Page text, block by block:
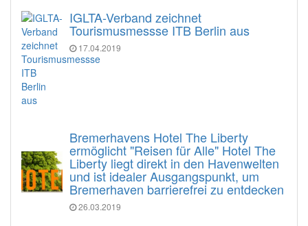
IGLTA-Verband zeichnet
Tourismusmessse ITB Berlin aus
17.04.2019
Bremerhavens Hotel The Liberty
ermöglicht "Reisen für Alle" Hotel The
Liberty liegt direkt in den Havenwelten
und ist idealer Ausgangspunkt, um
Bremerhaven barrierefrei zu entdecken
26.03.2019